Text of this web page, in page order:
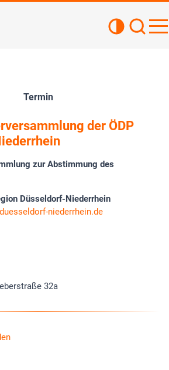
Termin
der ÖDP
zur Abstimmung des
Düsseldorf-Niederrhein
niederrhein.de
32a